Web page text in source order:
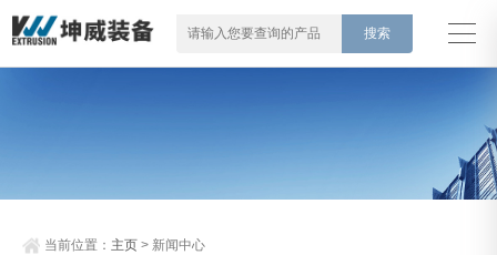
当前位置： 主页 > 新闻中心